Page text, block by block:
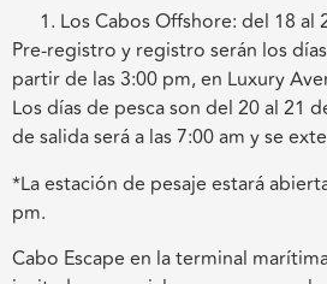
Los Cabos Offshore: del 18
Pre-registro y registro serán los
partir de las 3:00 pm, en Luxury
Los días de pesca son del 20 al 21
de salida será a las 7:00 am y se
*La estación de pesaje estará
pm.
Cabo Escape en la terminal